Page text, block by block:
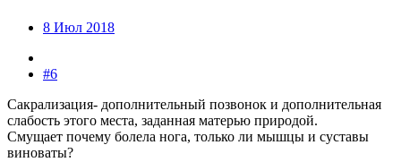
8 Июл 2018
#6
Сакрализация- дополнительный позвонок и дополнительная
слабость этого места, заданная матерью природой.
Смущает почему болела нога, только ли мышцы и суставы
виноваты?